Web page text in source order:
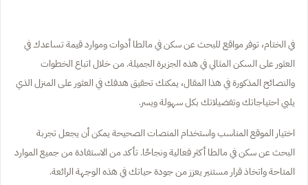
في الختام، توفر مواقع للبحث عن سكن في مالطا أدوات وموارد قيمة تساعدك في
العثور على السكن المثالي في هذه الجزيرة الجميلة. من خلال اتباع الخطوات
والنصائح المذكورة في هذا المقال، يمكنك تحقيق هدفك في العثور على المنزل الذي
يلبي احتياجاتك وتفضيلاتك بكل سهولة ويسر.
اختيار الموقع المناسب واستخدام المنصات الصحيحة يمكن أن يجعل تجربة
البحث عن سكن في مالطا أكثر فعالية ونجاحًا. تأكد من الاستفادة من جميع الموارد
المتاحة واتخاذ قرار مستنير يعزز من جودة حياتك في هذه الوجهة الرائعة.